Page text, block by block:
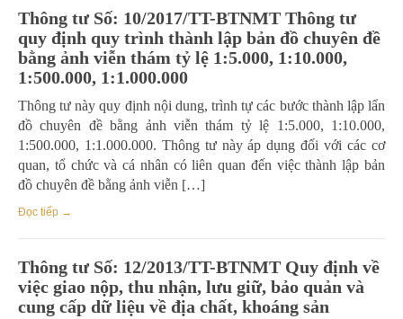
Thông tư Số: 10/2017/TT-BTNMT Thông tư
quy định quy trình thành lập bản đồ chuyên đề
bằng ảnh viễn thám tỷ lệ 1:5.000, 1:10.000,
1:500.000, 1:1.000.000
Thông tư này quy định nội dung, trình tự các bước thành lập lẩn
đồ chuyên đề bằng ảnh viễn thám tỷ lệ 1:5.000, 1:10.000,
1:500.000, 1:1.000.000. Thông tư này áp dụng đối với các cơ
quan, tổ chức và cá nhân có liên quan đến việc thành lập bản
đồ chuyên đề bằng ảnh viễn […]
Đọc tiếp →
Thông tư Số: 12/2013/TT-BTNMT Quy định về
việc giao nộp, thu nhận, lưu giữ, bảo quản và
cung cấp dữ liệu về địa chất, khoáng sản